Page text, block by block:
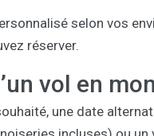
selon vos
réserver.
vol en
une date